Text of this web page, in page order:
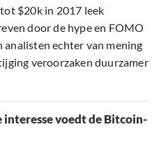
$20k in 2017 leek
door de hype en FOMO
analisten echter van mening
veroorzaken duurzamer
voedt de Bitcoin-